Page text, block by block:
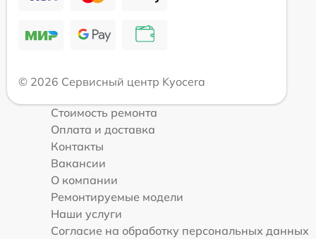
© 2026 Сервисный центр Kyocera
Стоимость ремонта
Оплата и доставка
Контакты
Вакансии
О компании
Ремонтируемые модели
Наши услуги
Согласие на обработку персональных данных